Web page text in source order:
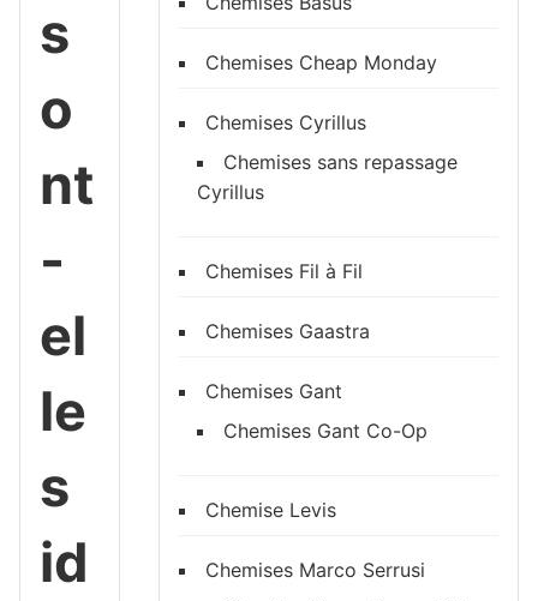
s
o
nt
-
el
le
s
id
Chemises Cheap Monday
Chemises Cyrillus
Chemises sans repassage
Cyrillus
Chemises Fil à Fil
Chemises Gaastra
Chemises Gant
Chemises Gant Co-Op
Chemise Levis
Chemises Marco Serrusi